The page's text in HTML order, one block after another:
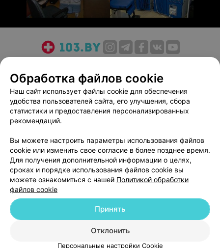
Медицинский маркетинг
Публичный договор
Пользовательское соглашение
Способы оплаты
Вакансии
Партнеры
Написать руководителю 103.by
Персональные настройки cookie
Обработка персональных данных
Обработка файлов cookie
Наш сайт использует файлы cookie для обеспечения
удобства пользователей сайта, его улучшения, сбора
статистики и предоставления персонализированных
рекомендаций.
Вы можете настроить параметры использования файлов
cookie или изменить свое согласие в более позднее время.
Для получения дополнительной информации о целях,
сроках и порядке использования файлов cookie вы
можете ознакомиться с нашей Политикой обработки
файлов cookie
Отклонить
Принять
Персональные настройки Cookie